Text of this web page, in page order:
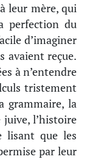
leur mère, qui
perfection du
d’imaginer
avaient reçue.
à n’entendre
tristement
grammaire, la
juive, l’histoire
lisant que les
par leur